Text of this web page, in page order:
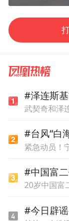
#泽连斯
#台风“白
#中国富
#今日辟谣